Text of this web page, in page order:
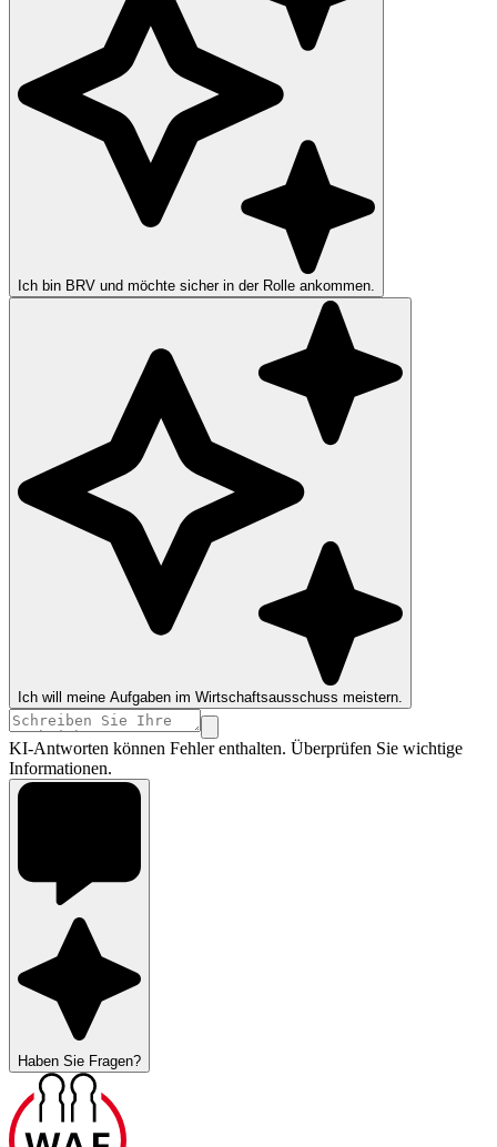
Ich bin BRV und möchte sicher in der Rolle ankommen.
Ich will meine Aufgaben im Wirtschaftsausschuss meistern.
KI-Antworten können Fehler enthalten. Überprüfen Sie wichtige
Informationen.
Haben Sie Fragen?